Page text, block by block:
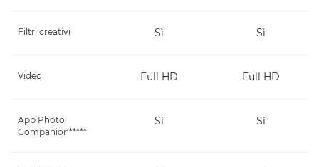
Filtri creativi Sì Sì
Video Full HD Full HD
App Photo
Companion*****
Sì Sì